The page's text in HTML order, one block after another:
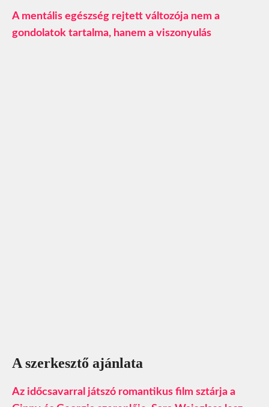
A mentális egészség rejtett változója nem a
gondolatok tartalma, hanem a viszonyulás
A szerkesztő ajánlata
Az időcsavarral játszó romantikus film sztárja a